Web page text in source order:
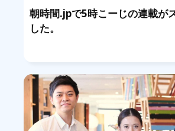
朝時間.jpで5時こーじの連載が
した。